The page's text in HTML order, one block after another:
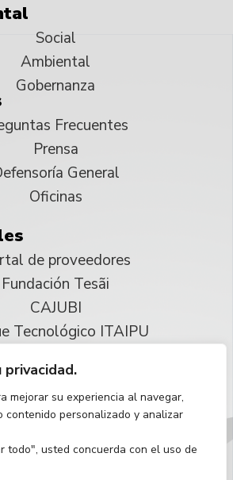
privacidad.
mejorar su experiencia al navegar,
contenido personalizado y analizar
todo", usted concuerda con el uso de
Social
Ambiental
Gobernanza
Frecuentes
Prensa
General
Oficinas
de proveedores
Fundación Tesãi
CAJUBI
Tecnológico ITAIPU
todos los derechos